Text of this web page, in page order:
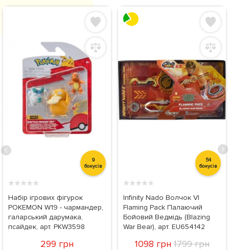
9
бонусів
★★★★★
Набір ігрових фігурок
POKEMON W19 - чармандер,
галарський дарумака,
псайдек, арт. PKW3598
299 грн
54
бонусів
★★★★★
Infinity Nado Волчок VI
Flaming Pack Палаючий
Бойовий Ведмідь (Blazing
War Bear), арт. EU654142
1098 грн1799 грн